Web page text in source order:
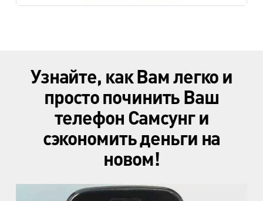
пр. Ветеранов, д.9
м. Ул. Дыбенко
пр. Большевиков, д.25
м. Комендантский пр.
пр. Авиаконструкторов, д.4
м. Приморская
Узнайте, как Вам легко и
просто починить Ваш
телефон Самсунг и
сэкономить деньги на
новом!